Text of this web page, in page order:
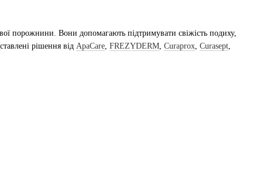
порожнини. Вони допомагають підтримувати свіжість подиху,
рішення від ApaCare, FREZYDERM, Curaprox, Curasept,